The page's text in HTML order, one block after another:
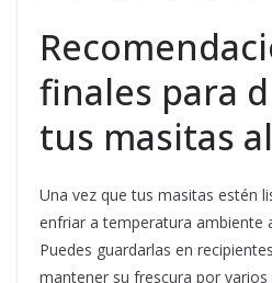
finales para
tus masitas
Una vez que tus masitas estén
enfriar a temperatura ambiente
Puedes guardarlas en
mantener su frescura por varios